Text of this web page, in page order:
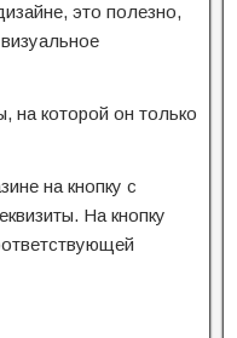
это полезно,
на которой он только
на кнопку с
На кнопку